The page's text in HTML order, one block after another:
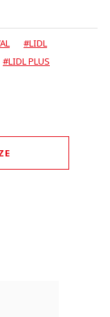
#LIDL
#LIDL PLUS